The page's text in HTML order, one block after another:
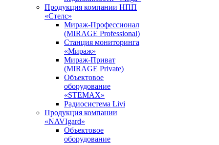
Продукция компании НПП
«Стелс»
Мираж-Профессионал
(MIRAGE Professional)
Станция мониторинга
«Мираж»
Мираж-Приват
(MIRAGE Private)
Объектовое
оборудование
«STEMAX»
Радиосистема Livi
Продукция компании
«NAVIgard»
Объектовое
оборудование